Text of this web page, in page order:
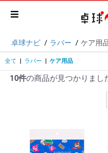
卓球ナビ ラバー ケア用
全て ラバー ケア用品
10件の商品が見つかりまし